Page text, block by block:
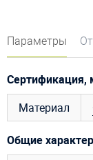
Параметры
Сертификация,
Материал
Общие